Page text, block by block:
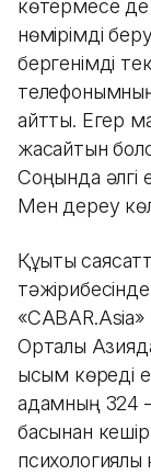
көтермесе де
нөмірімді
бергенімді
айтты. Егер
жасайтын
Соңында әлгі
Мен дереу
Құқықтық
Орталық
қысым көреді
адамның 324 –
басынан